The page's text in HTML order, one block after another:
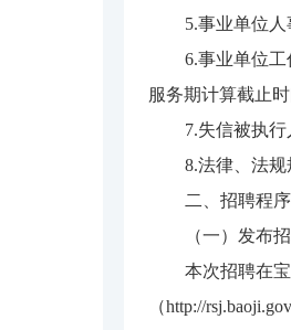
5.事业单位人
6.事业单位
服务期计算截止时
7.失信被执行
8.法律、法规
二、招聘程序
（一）发布
本次招聘在
（http://